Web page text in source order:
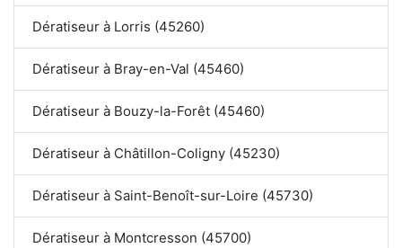
Dératiseur à Lorris (45260)
Dératiseur à Bray-en-Val (45460)
Dératiseur à Bouzy-la-Forêt (45460)
Dératiseur à Châtillon-Coligny (45230)
Dératiseur à Saint-Benoît-sur-Loire (45730)
Dératiseur à Montcresson (45700)